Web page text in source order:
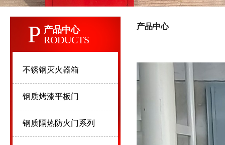
P 产品中心
RODUCTS
不锈钢灭火器箱
钢质烤漆平板门
钢质隔热防火门系列
产品中心